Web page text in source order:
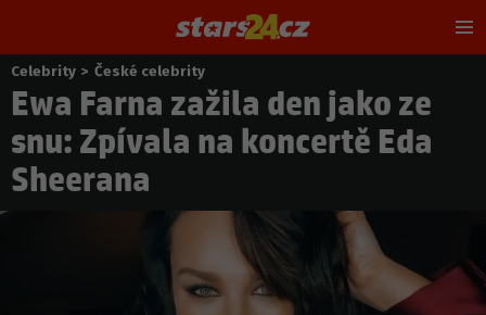
Nacházíte
se
zde:
Celebrity > České celebrity
Ewa Farna zažila den jako ze
snu: Zpívala na koncertě Eda
Sheerana